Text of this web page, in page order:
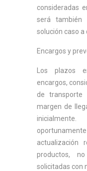
consideradas
será también
solución caso a
Encargos y
Los plazos
encargos,
de transporte
margen de
actualización
productos,
solicitadas con